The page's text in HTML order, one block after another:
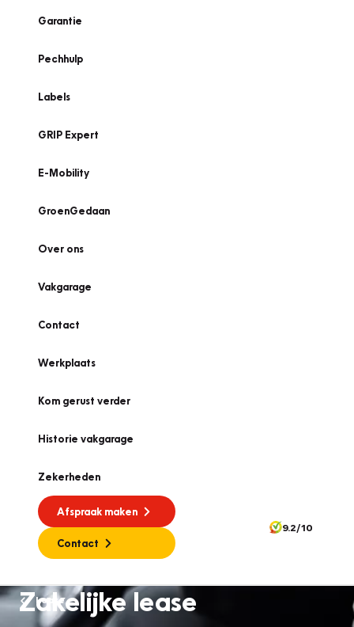
Garantie
Pechhulp
Labels
GRIP Expert
E-Mobility
GroenGedaan
Over ons
Vakgarage
Contact
Werkplaats
Kom gerust verder
Historie vakgarage
Zekerheden
Afspraak maken
Contact
9.2/10
Lease
Zakelijke lease